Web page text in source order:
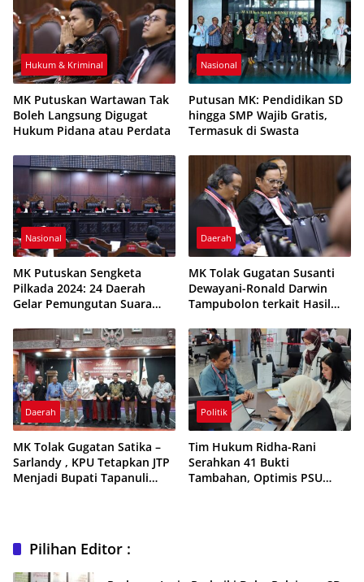
Hukum & Kriminal
MK Putuskan Wartawan Tak
Boleh Langsung Digugat
Hukum Pidana atau Perdata
Nasional
Putusan MK: Pendidikan SD
hingga SMP Wajib Gratis,
Termasuk di Swasta
Nasional
MK Putuskan Sengketa
Pilkada 2024: 24 Daerah
Gelar Pemungutan Suara
Daerah
MK Tolak Gugatan Susanti
Dewayani-Ronald Darwin
Tampubolon terkait Hasil
2024
Daerah
MK Tolak Gugatan Satika –
Sarlandy , KPU Tetapkan JTP
Menjadi Bupati Tapanuli
Politik
Tim Hukum Ridha-Rani
Serahkan 41 Bukti
Tambahan, Optimis PSU
Pilihan Editor :